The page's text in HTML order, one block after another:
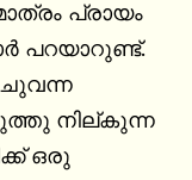
പ്രായം
പറയാറുണ്ട്.
ചുവന്ന
നില്കുന്ന
ഒരു